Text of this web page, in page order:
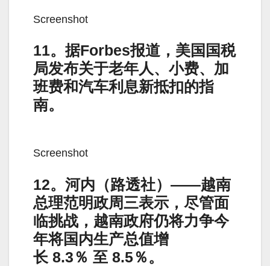
Screenshot
11。据Forbes报道，美国国税
局发布关于老年人、小费、加
班费和汽车利息新抵扣的指
南。
Screenshot
12。河内（路透社）——越南
总理范明政周三表示，尽管面
临挑战，越南政府仍将力争今
年将国内生产总值增
长 8.3％ 至 8.5％。